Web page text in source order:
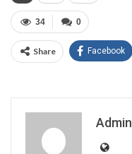
0
34
Share Facebook
Admin